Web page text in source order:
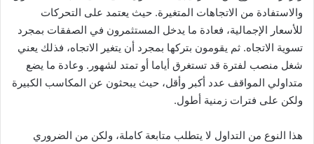
والاستفادة من الاتجاهات المتغيرة. حيث يعتمد على التحركات
للأسعار الإجمالية، فعادة ما يدخل المستثمرون في الصفقات بمجرد
تسوية الاتجاه. ثم يقومون بتركها بمجرد أن يتغير الاتجاه، فذلك يعني
شغل منصب لفترة قد تستغرق أياما أو تمتد لشهور. وعادة ما يضع
متداولي المواقف عدد أكبر وأقل، حيث يبحثون عن المكاسب الكبيرة
ولكن على فترات زمنية أطول.
هذا النوع من التداول لا يتطلب متابعة كاملة، ولكن من الضروري